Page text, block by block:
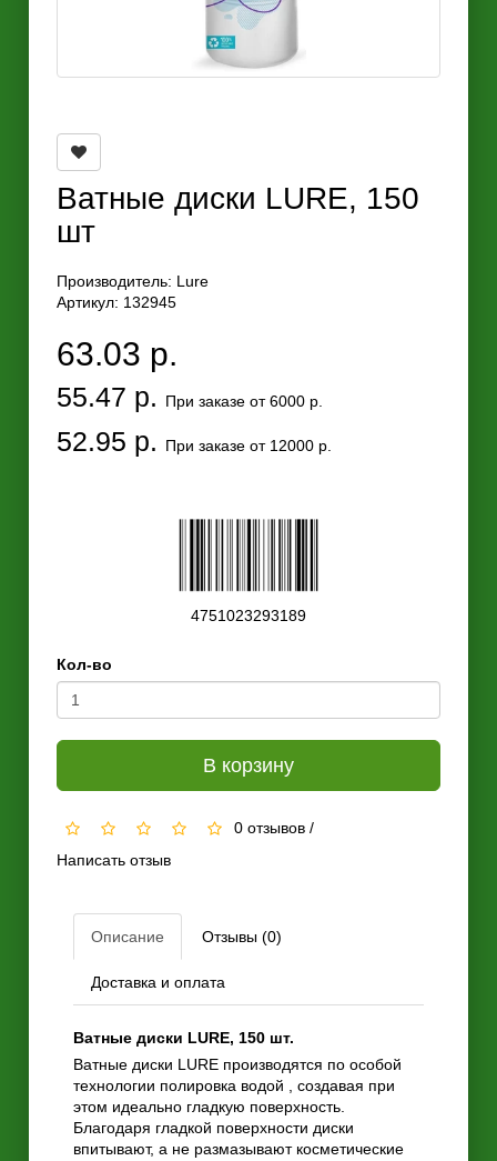
Ватные диски LURE, 150
шт
Производитель: Lure
Артикул: 132945
63.03 р.
55.47 р. При заказе от 6000 р.
52.95 р. При заказе от 12000 р.
4751023293189
Кол-во
В корзину
0 отзывов /
Написать отзыв
Описание Отзывы (0)
Доставка и оплата
Ватные диски LURE, 150 шт.
Ватные диски LURE производятся по особой
технологии полировка водой , создавая при
этом идеально гладкую поверхность.
Благодаря гладкой поверхности диски
впитывают, а не размазывают косметические